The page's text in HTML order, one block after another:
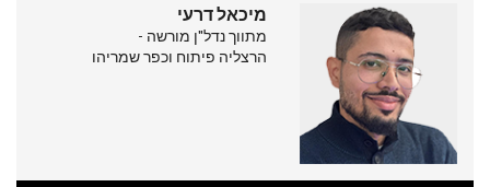
מיכאל דרעי
מתווך נדל"ן מורשה -
הרצליה פיתוח וכפר שמריהו